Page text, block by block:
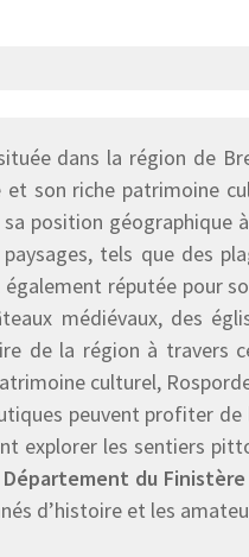
dans la région de
son riche patrimoine
position géographique
tels que des
également réputée pour
médiévaux, des
de la région à travers
culturel,
peuvent profiter
explorer les sentiers
Département du Finistère
d’histoire et les